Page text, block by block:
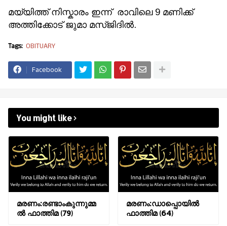
മയ്യിത്ത് നിസ്കാരം ഇന്ന് രാവിലെ 9 മണിക്ക്
അത്തിക്കോട് ജുമാ മസ്ജിദിൽ.
Tags: OBITUARY
Facebook
You might like
മരണം:രണ്ടാംകുന്നുമ്മ
ൽ ഫാത്തിമ (79)
മരണം:ഡാപ്പൊയിൽ
ഫാത്തിമ (64)